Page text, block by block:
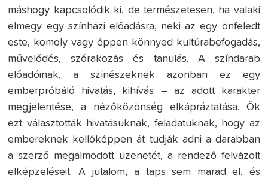
máshogy kapcsolódik ki, de természetesen, ha valaki
elmegy egy színházi előadásra, neki az egy önfeledt
este, komoly vagy éppen könnyed kultúrabefogadás,
művelődés, szórakozás és tanulás. A színdarab
előadóinak, a színészeknek azonban ez egy
emberpróbáló hivatás, kihívás – az adott karakter
megjelentése, a nézőközönség elkápráztatása. Ők
ezt választották hivatásuknak, feladatuknak, hogy az
embereknek kellőképpen át tudják adni a darabban
a szerző megálmodott üzenetét, a rendező felvázolt
elképzeléseit. A jutalom, a taps sem marad el, és